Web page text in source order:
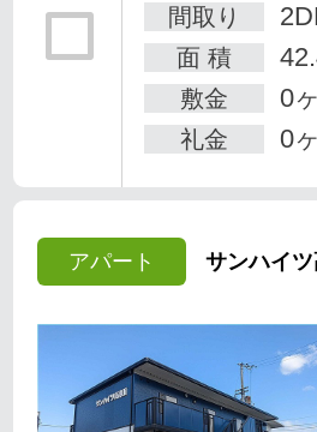
間取り
面 積
敷金 0
礼金 0
アパート サンハイ